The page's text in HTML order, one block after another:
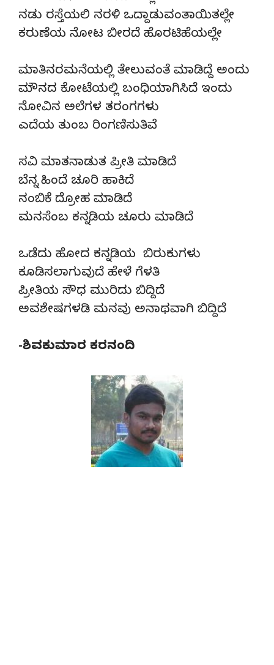
ನಡು ರಸ್ತೆಯಲಿ ನರಳಿ ಒದ್ದಾಡುವಂತಾಯಿತಲ್ಲೇ
ಕರುಣೆಯ ನೋಟ ಬೀರದೆ ಹೊರಟಿಹೆಯಲ್ಲೇ
ಮಾತಿನರಮನೆಯಲ್ಲಿ ತೇಲುವಂತೆ ಮಾಡಿದ್ದೆ ಅಂದು
ಮೌನದ ಕೋಟೆಯಲ್ಲಿ ಬಂಧಿಯಾಗಿಸಿದೆ ಇಂದು
ನೋವಿನ ಅಲೆಗಳ ತರಂಗಗಳು
ಎದೆಯ ತುಂಬ ರಿಂಗಣಿಸುತಿವೆ
ಸವಿ ಮಾತನಾಡುತ ಪ್ರೀತಿ ಮಾಡಿದೆ
ಬೆನ್ನ ಹಿಂದೆ ಚೂರಿ ಹಾಕಿದೆ
ನಂಬಿಕೆ ದ್ರೋಹ ಮಾಡಿದೆ
ಮನಸೆಂಬ ಕನ್ನಡಿಯ ಚೂರು ಮಾಡಿದೆ
ಒಡೆದು ಹೋದ ಕನ್ನಡಿಯ ಬಿರುಕುಗಳು
ಕೂಡಿಸಲಾಗುವುದೆ ಹೇಳೆ ಗೆಳತಿ
ಪ್ರೀತಿಯ ಸೌಧ ಮುರಿದು ಬಿದ್ದಿದೆ
ಅವಶೇಷಗಳಡಿ ಮನವು ಅನಾಥವಾಗಿ ಬಿದ್ದಿದೆ
-ಶಿವಕುಮಾರ ಕರನಂದಿ